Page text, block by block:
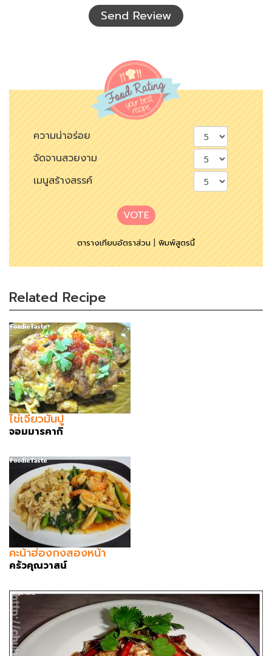
Send Review
ความน่าอร่อย
จัดจานสวยงาม
เมนูสร้างสรรค์
VOTE
ตารางเทียบอัตราส่วน|พิมพ์สูตรนี้
Related Recipe
ไข่เจียวมันปู
จอมมารคากิ
คะน้าฮ่องกงสองหน้า
ครัวคุณวาสน์